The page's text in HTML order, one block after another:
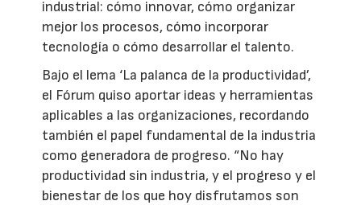
industrial: cómo innovar, cómo organizar
mejor los procesos, cómo incorporar
tecnología o cómo desarrollar el talento.
Bajo el lema ‘La palanca de la productividad’,
el Fórum quiso aportar ideas y herramientas
aplicables a las organizaciones, recordando
también el papel fundamental de la industria
como generadora de progreso. “No hay
productividad sin industria, y el progreso y el
bienestar de los que hoy disfrutamos son